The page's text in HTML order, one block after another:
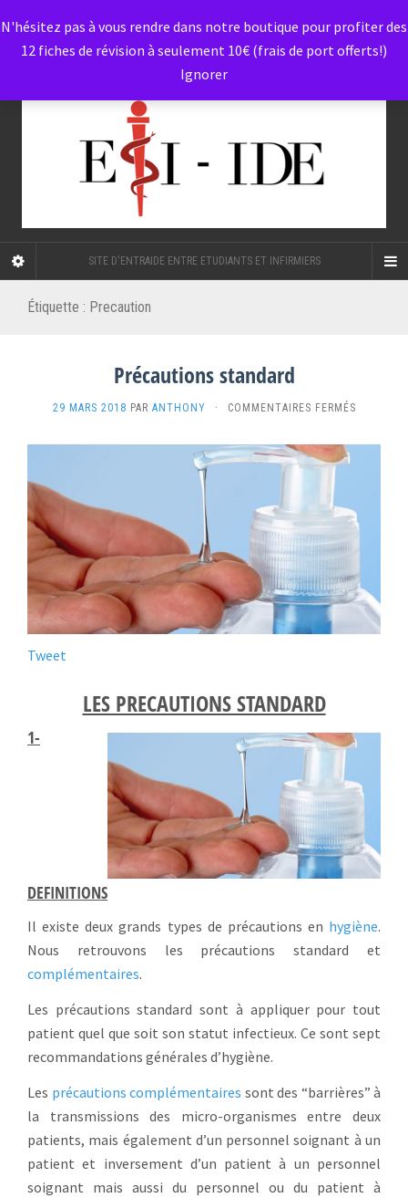
SITE D'ENTRAIDE ENTRE ETUDIANTS ET INFIRMIERS
Étiquette : Precaution
Précautions standard
29 MARS 2018 PAR ANTHONY · COMMENTAIRES FERMÉSSUR
Tweet
LES PRECAUTIONS STANDARD
1-
DEFINITIONS
Il existe deux grands types de précautions en hygiène.
Nous retrouvons les précautions standard et
complémentaires.
Les précautions standard sont à appliquer pour tout
patient quel que soit son statut infectieux. Ce sont sept
recommandations générales d’hygiène.
Les précautions complémentaires sont des “barrières” à
la transmissions des micro-organismes entre deux
patients, mais également d’un personnel soignant à un
patient et inversement d’un patient à un personnel
soignant mais aussi du personnel ou du patient à
N'hésitez pas à vous rendre dans notre boutique pour profiter des
12 fiches de révision à seulement 10€ (frais de port offerts!)
Ignorer